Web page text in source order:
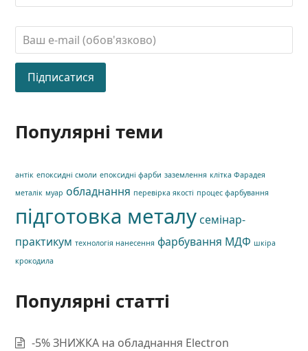
Популярні теми
антік епоксидні смоли епоксидні фарби заземлення клітка Фарадея
металік муар обладнання перевірка якості процес фарбування
підготовка металу семінар-
практикум технологія нанесення фарбування МДФ шкіра
крокодила
Популярні статті
-5% ЗНИЖКА на обладнання Electron